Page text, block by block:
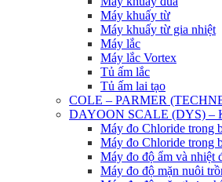
Máy khuấy từ
Máy khuấy từ gia nhiệt
Máy lắc
Máy lắc Vortex
Tủ ấm lắc
Tủ ấm lai tạo
COLE – PARMER
DAYOON SCALE (DYS) –
Máy đo Chloride trong
Máy đo Chloride trong
Máy đo độ ẩm và nhiệt
Máy đo độ mặn nuôi